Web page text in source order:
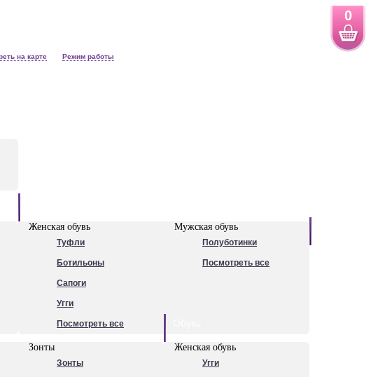
0
на карте Режим работы
Женская обувь
Туфли
Ботильоны
Сапоги
Угги
Посмотреть все
Мужская обувь
Полуботинки
Посмотреть все
Зонты
Зонты
Женская обувь
Угги